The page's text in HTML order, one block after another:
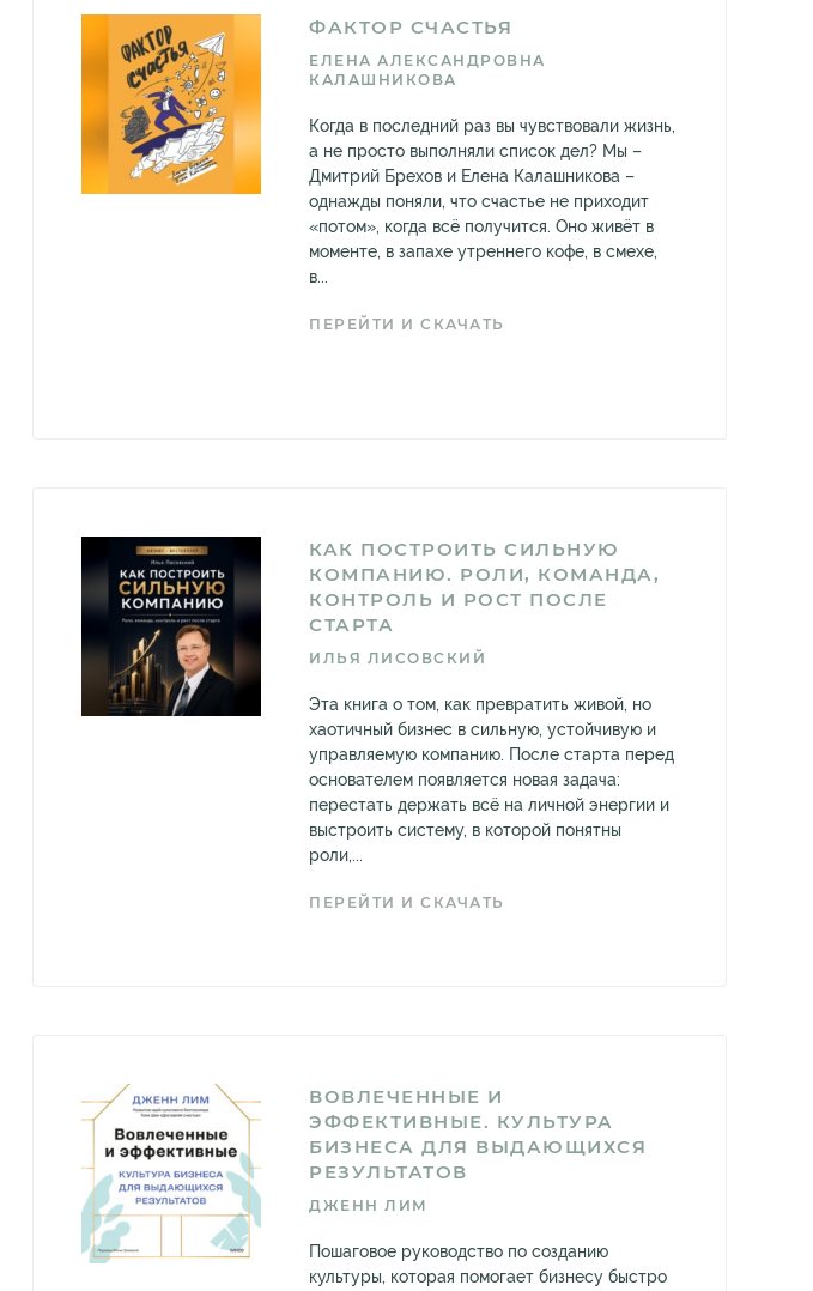
ФАКТОР СЧАСТЬЯ
ЕЛЕНА АЛЕКСАНДРОВНА
КАЛАШНИКОВА
Когда в последний раз вы чувствовали жизнь,
а не просто выполняли список дел? Мы –
Дмитрий Брехов и Елена Калашникова –
однажды поняли, что счастье не приходит
«потом», когда всё получится. Оно живёт в
моменте, в запахе утреннего кофе, в смехе,
в...
ПЕРЕЙТИ И СКАЧАТЬ
КАК ПОСТРОИТЬ СИЛЬНУЮ
КОМПАНИЮ. РОЛИ, КОМАНДА,
КОНТРОЛЬ И РОСТ ПОСЛЕ
СТАРТА
ИЛЬЯ ЛИСОВСКИЙ
Эта книга о том, как превратить живой, но
хаотичный бизнес в сильную, устойчивую и
управляемую компанию. После старта перед
основателем появляется новая задача:
перестать держать всё на личной энергии и
выстроить систему, в которой понятны
роли,...
ПЕРЕЙТИ И СКАЧАТЬ
ВОВЛЕЧЕННЫЕ И
ЭФФЕКТИВНЫЕ. КУЛЬТУРА
БИЗНЕСА ДЛЯ ВЫДАЮЩИХСЯ
РЕЗУЛЬТАТОВ
ДЖЕНН ЛИМ
Пошаговое руководство по созданию
культуры, которая помогает бизнесу быстро